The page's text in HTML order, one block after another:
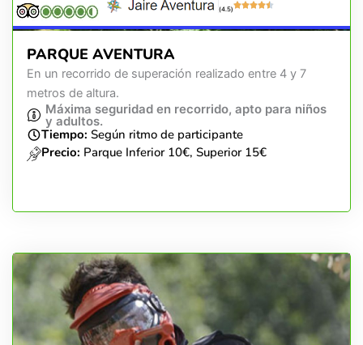
(4.5)
PARQUE AVENTURA
En un recorrido de superación realizado entre 4 y 7
metros de altura.
Máxima seguridad en recorrido, apto para niños
y adultos.
Tiempo: Según ritmo de participante
Precio: Parque Inferior 10€, Superior 15€